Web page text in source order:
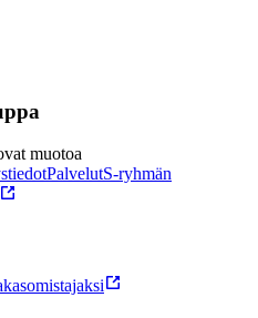
muotoa
PalvelutS-ryhmän